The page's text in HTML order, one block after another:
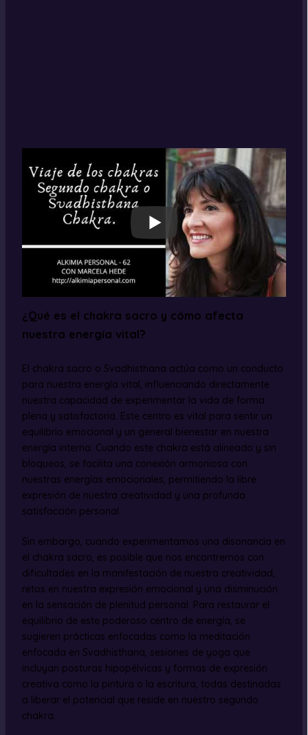
¿Qué es el chakra sacro y cómo afecta
nuestra energía vital?
El chakra sacro o Svadhisthana actúa como un conducto
para nuestra energía vital, influenciando directamente
nuestra capacidad de experimentar la vida de forma
plena y satisfactoria. Este centro es vital para sentir un
equilibrio emocional y un general bienestar en nuestra
energía interna. Cuando este chakra está alineado y sin
bloqueos, se facilita una conexión armoniosa con
nuestras energías emocionales, permitiendo la libre
expresión de nuestra creatividad y una profunda
satisfacción personal.
Sin embargo, cuando experimentamos una disonancia en
el chakra sacro, es posible que nos encontremos con
dificultades en la manifestación de nuestra creatividad,
retos en nuestra expresión emocional y una disminución
en la sensación de plenitud personal. Para restaurar el
equilibrio de este poderoso centro de energía, se
sugieren prácticas enfocadas como la meditación
enfocada en Svadhisthana, sesiones de yoga que
incluyan posturas hipopélvicas y formas de expresión
creativa como la pintura o la escritura, todas destinadas
a liberar el potencial que reside en nuestro segundo
chakra.